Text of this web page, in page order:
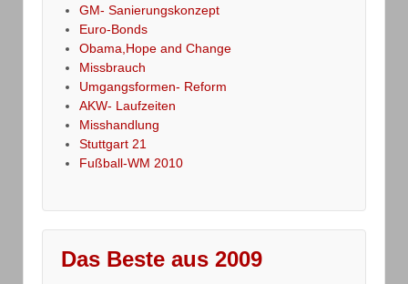
GM- Sanierungskonzept
Euro-Bonds
Obama,Hope and Change
Missbrauch
Umgangsformen- Reform
AKW- Laufzeiten
Misshandlung
Stuttgart 21
Fußball-WM 2010
Das Beste aus 2009